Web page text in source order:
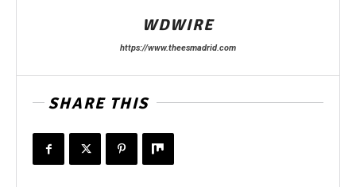
WDWIRE
https://www.theesmadrid.com
SHARE THIS